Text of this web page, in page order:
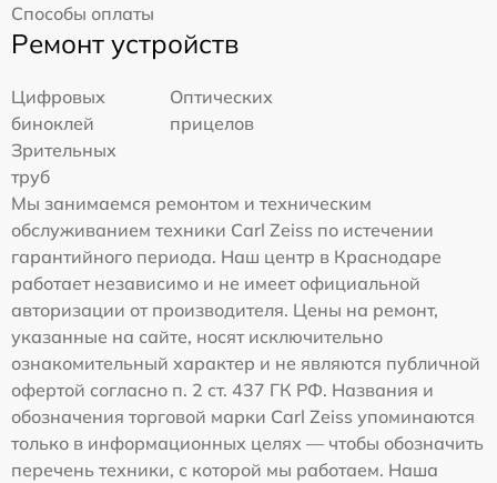
Способы оплаты
Ремонт устройств
Цифровых
биноклей
Оптических
прицелов
Зрительных
труб
Мы занимаемся ремонтом и техническим
обслуживанием техники Carl Zeiss по истечении
гарантийного периода. Наш центр в Краснодаре
работает независимо и не имеет официальной
авторизации от производителя. Цены на ремонт,
указанные на сайте, носят исключительно
ознакомительный характер и не являются публичной
офертой согласно п. 2 ст. 437 ГК РФ. Названия и
обозначения торговой марки Carl Zeiss упоминаются
только в информационных целях — чтобы обозначить
перечень техники, с которой мы работаем. Наша